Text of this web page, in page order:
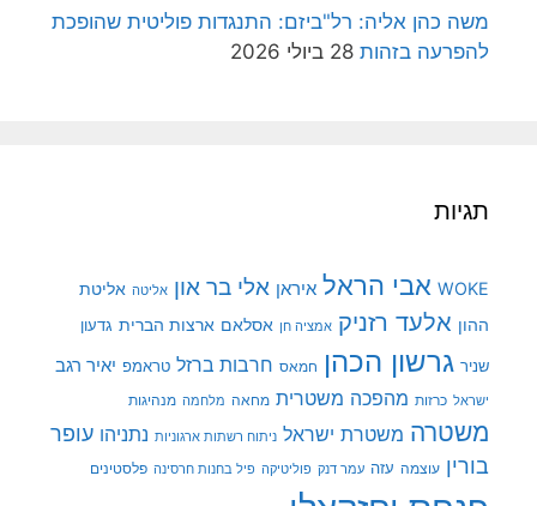
משה כהן אליה: רל"ביזם: התנגדות פוליטית שהופכת
להפרעה בזהות 28 ביולי 2026
תגיות
WOKE אבי הראל איראן אלי בר און אליטה אליטת
ההון אלעד רזניק אמציה חן אסלאם ארצות הברית גדעון
שניר גרשון הכהן חמאס חרבות ברזל טראמפ יאיר רגב
ישראל כרזות מהפכה משטרית מחאה מלחמה מנהיגות
משטרה משטרת ישראל ניתוח רשתות ארגוניות נתניהו עופר
בורין עוצמה עזה עמר דנק פוליטיקה פיל בחנות חרסינה פלסטינים